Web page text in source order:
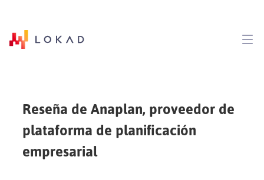
Reseña de Anaplan, proveedor de
plataforma de planificación
empresarial